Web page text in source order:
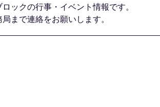
ックの行事・イベント情報です。
まで連絡をお願いします。